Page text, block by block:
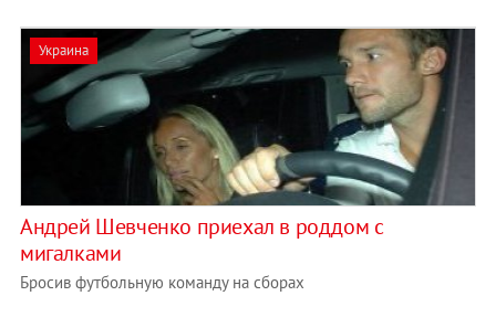
Украина
Андрей Шевченко приехал в роддом с
мигалками
Бросив футбольную команду на сборах